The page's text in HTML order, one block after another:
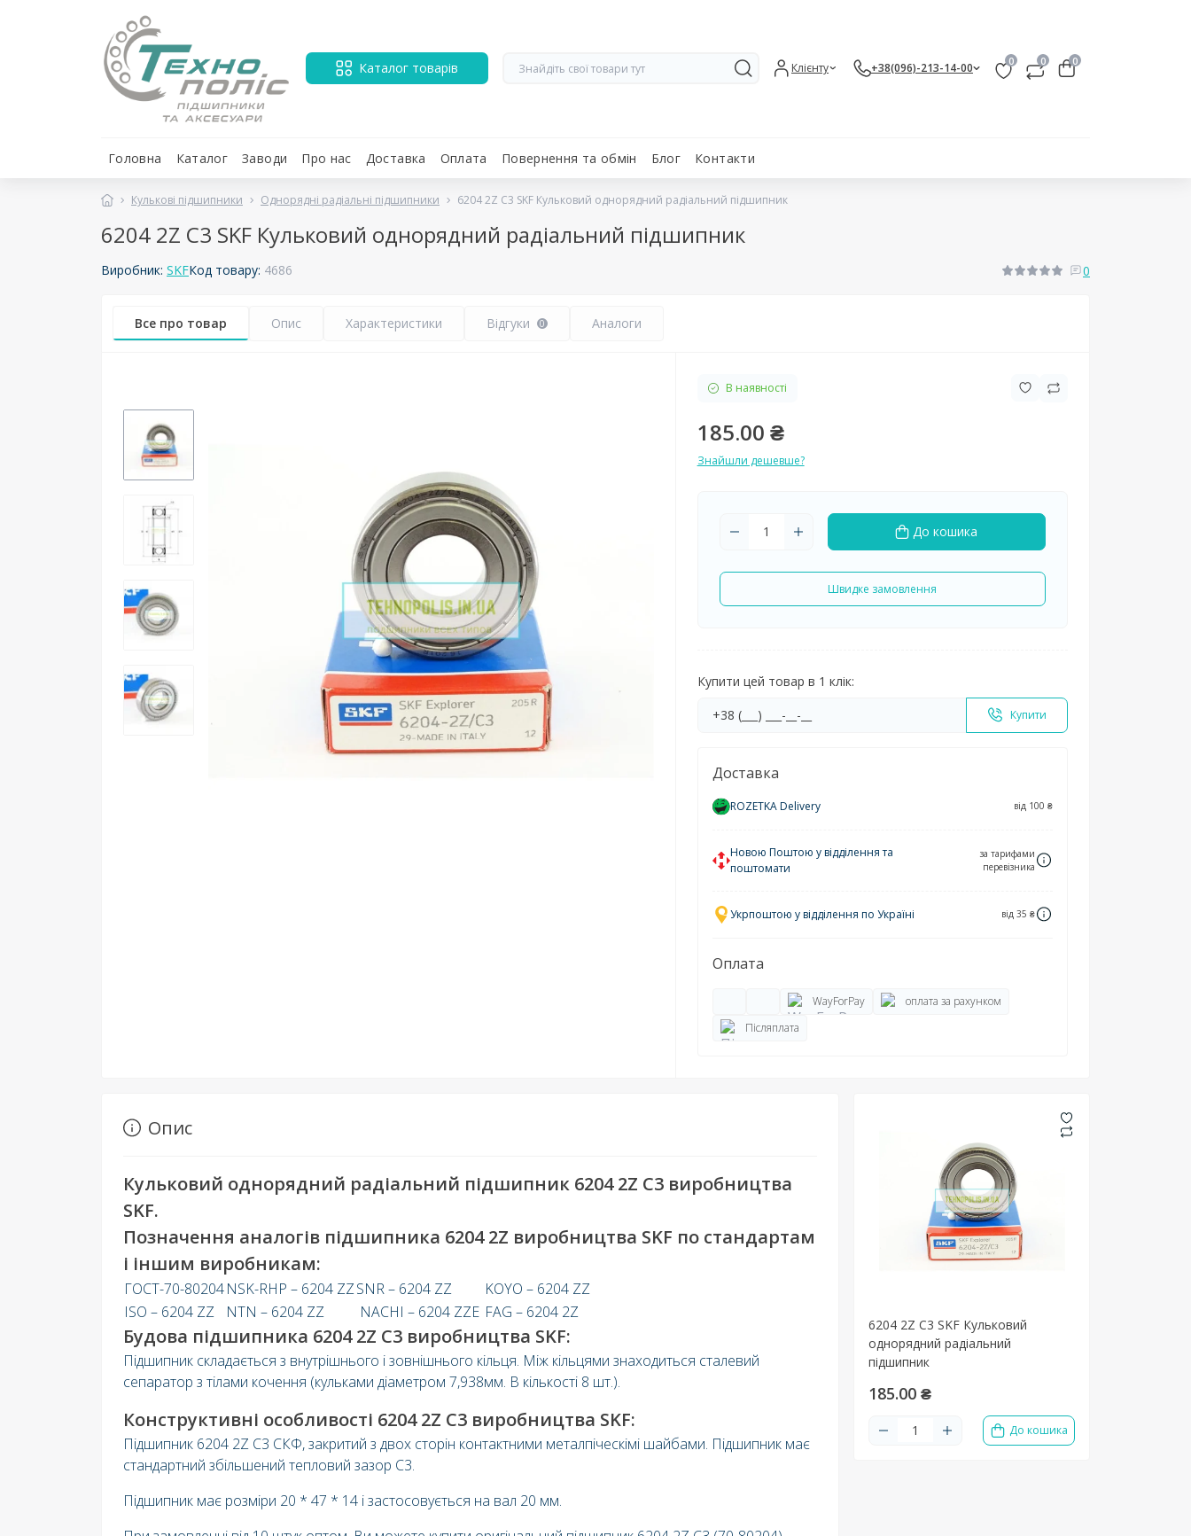
Каталог товарів Клієнту +38(096)-213-14-00 0 0 0
Головна Каталог Заводи Про нас Доставка Оплата Повернення та обмін Блог Контакти
Кулькові підшипники Однорядні радіальні підшипники 6204 2Z C3 SKF Кульковий однорядний радіальний підшипник
6204 2Z C3 SKF Кульковий однорядний радіальний підшипник
Виробник: SKFКод товару: 4686 0
Все про товар Опис Характеристики Відгуки 0 Аналоги
В наявності
185.00 ₴
Знайшли дешевше?
До кошика
Швидке замовлення
Купити цей товар в 1 клік:
Купити
Доставка
ROZETKA Delivery від 100 ₴
Новою Поштою у відділення та
поштомати
за тарифами
перевізника
Укрпоштою у відділення по Україні від 35 ₴
Оплата
WayForPay
оплата за рахунком
Післяплата
6204 2Z C3 SKF Кульковий
однорядний радіальний
підшипник
185.00 ₴
До кошика
Опис
Кульковий однорядний радіальний підшипник 6204 2Z C3 виробництва
SKF.
Позначення аналогів підшипника 6204 2Z виробництва SKF по стандартам
і іншим виробникам:
ГОСТ-70-80204NSK-RHP – 6204 ZZSNR – 6204 ZZ
KOYO – 6204 ZZ
ISO – 6204 ZZ
NTN – 6204 ZZ NACHI – 6204 ZZE FAG – 6204 2Z
Будова підшипника 6204 2Z C3 виробництва SKF:
Підшипник складається з внутрішнього і зовнішнього кільця. Між кільцями знаходиться сталевий
сепаратор з тілами кочення (кульками діаметром 7,938мм. В кількості 8 шт.).
Конструктивні особливості 6204 2Z C3 виробництва SKF:
Підшипник 6204 2Z C3 СКФ, закритий з двох сторін контактними металпіческімі шайбами. Підшипник має
стандартний збільшений тепловий зазор C3.
Підшипник має розміри 20 * 47 * 14 і застосовується на вал 20 мм.